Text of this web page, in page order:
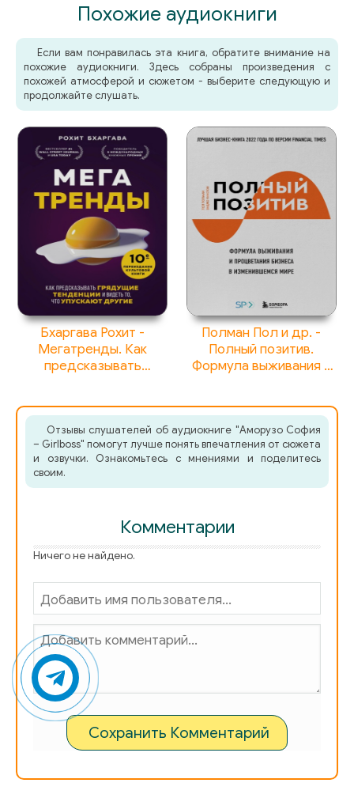
Похожие аудиокниги
Если вам понравилась эта книга, обратите внимание на
похожие аудиокниги. Здесь собраны произведения с
похожей атмосферой и сюжетом - выберите следующую и
продолжайте слушать.
Бхаргава Рохит -
Мегатренды. Как
предсказывать
упускают другие
Полман Пол и др. -
Полный позитив.
Формула выживания и
Отзывы слушателей об аудиокниге "Аморузо София
– Girlboss" помогут лучше понять впечатления от сюжета
и озвучки. Ознакомьтесь с мнениями и поделитесь
своим.
Комментарии
Ничего не найдено.
Сохранить Комментарий